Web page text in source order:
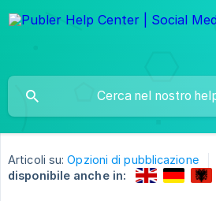
Articoli su: Opzioni di pubblicazione
disponibile anche in: